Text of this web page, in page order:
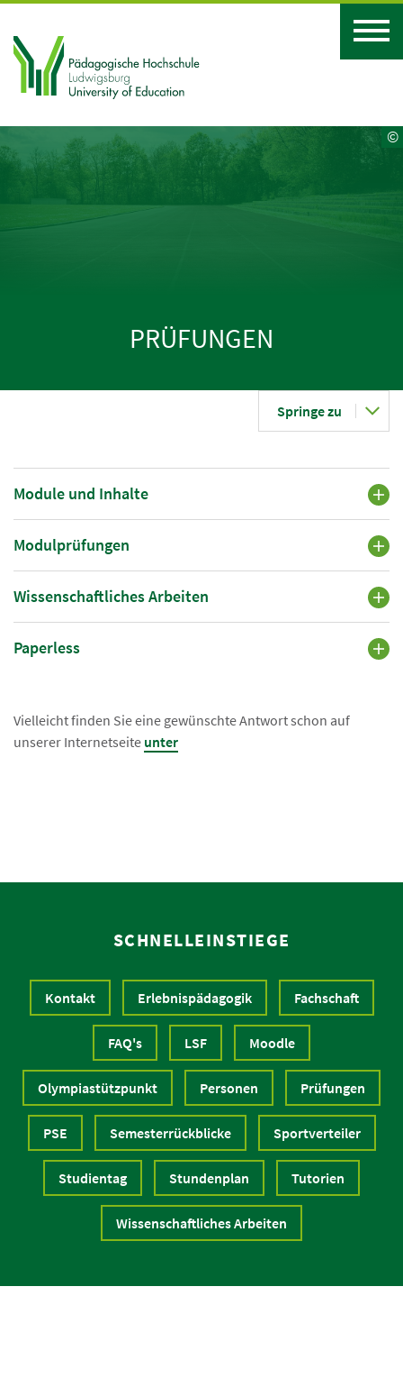
©
PRÜFUNGEN
Springe zu
Module und Inhalte
Modulprüfungen
Wissenschaftliches Arbeiten
Paperless
Vielleicht finden Sie eine gewünschte Antwort schon auf
unserer Internetseite unter
SCHNELLEINSTIEGE
Kontakt Erlebnispädagogik Fachschaft
FAQ's LSF Moodle
Olympiastützpunkt Personen Prüfungen
PSE Semesterrückblicke Sportverteiler
Studientag Stundenplan Tutorien
Wissenschaftliches Arbeiten